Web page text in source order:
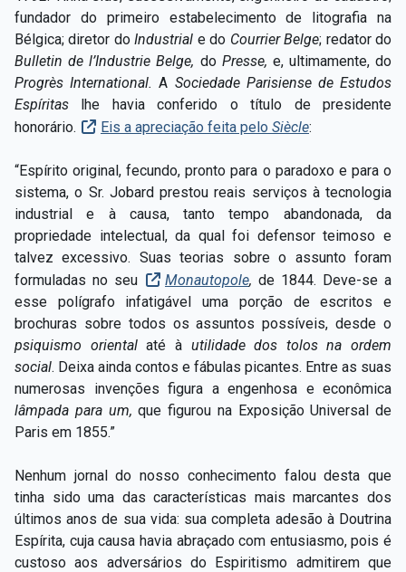
fundador do primeiro estabelecimento de litografia na
Bélgica; diretor doIndustrial e do Courrier Belge; redator do
Bulletin de l’Industrie Belge, do Presse, e, ultimamente, do
Progrès International.A Sociedade Parisiense de Estudos
Espíritas lhe havia conferido o título de presidente
honorário.
Eis a apreciação feita pelo Siècle:
“Espírito original, fecundo, pronto para o paradoxo e para o
sistema, o Sr. Jobard prestou reais serviços à tecnologia
industrial e à causa, tanto tempo abandonada, da
propriedade intelectual, da qual foi defensor teimoso e
talvez excessivo. Suas teorias sobre o assunto foram
formuladas no seu
Monautopole, de 1844. Deve-se a
esse polígrafo infatigável uma porção de escritos e
brochuras sobre todos os assuntos possíveis, desde o
psiquismo orientalaté à utilidade dos tolos na ordem
social. Deixa ainda contos e fábulas picantes. Entre as suas
numerosas invenções figura a engenhosa e econômica
lâmpada para um,que figurou na Exposição Universal de
Paris em 1855.”
Nenhum jornal do nosso conhecimento falou desta que
tinha sido uma das características mais marcantes dos
últimos anos de sua vida: sua completa adesão à Doutrina
Espírita, cuja causa havia abraçado com entusiasmo, pois é
custoso aos adversários do Espiritismo admitirem que